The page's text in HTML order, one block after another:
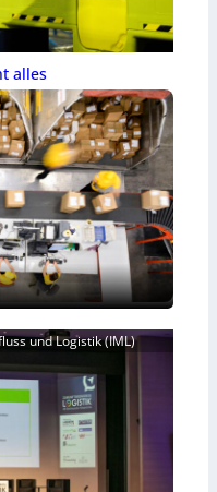
alles
und Logistik (IML)